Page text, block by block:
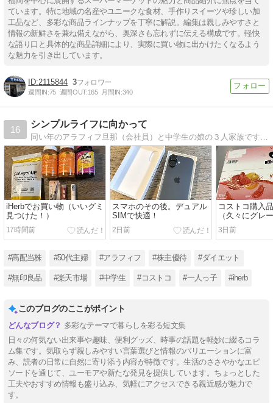
ています。特に地域の名産やユニークな食材、手作りスイーツや珍しい加
工品など、多彩な商品ラインナップを丁寧に解説。編集は親しみやすさと
情報の新鮮さを兼ね備えながら、奥深さも忘れずに伝える構成です。軽快
な語り口と具体的な商品詳細により、実際に買い物に出かけたくなるよう
な魅力を引き出しています。
2115844 3
週間IN:75 週間OUT:165 月間IN:340
16
シンプルライフに向かって
同い年のアラフィフ旦那（会社員）と中学生の娘の３人家族です。 長年勤めたパートを辞めて、これからの生き方などシンプルライフに向かって試行錯誤していく模様を書き記しています。 アイコンは娘が書いてくれました＾＾
iHerbでお買い物（いいグミ
見つけた！）
17時間前
スマホのその後。デュアル
SIMで快適！
2日前
コストコ購入
（久々にグレ
ツ）
3日前
#高配当株 #50代主婦 #アラフィフ #株主優待 #ダイエット
#無印良品 #楽天市場 #中学生 #コストコ #一人っ子 #iherb
このブログのここがポイント
多彩なテーマで暮らしを彩る短文集
日々の何気ない出来事や趣味、便利グッズ、時事の話題を軽妙に綴るコラ
ム集です。気取らず親しみやすい言葉選びと情報のバリエーションに富
み、読者の日常に自然に寄り添う内容が特徴です。生活のささやかなエピ
ソードを通じて、ユーモアや新たな発見を提供しています。ちょっとした
工夫やおすすめ情報も盛り込み、気軽にアクセスできる親近感が魅力で
す。